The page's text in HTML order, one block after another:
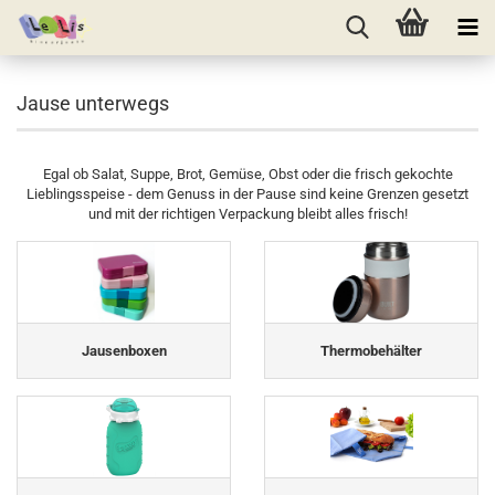
Jause unterwegs
Egal ob Salat, Suppe, Brot, Gemüse, Obst oder die frisch gekochte
Lieblingsspeise - dem Genuss in der Pause sind keine Grenzen gesetzt
und mit der richtigen Verpackung bleibt alles frisch!
Jausenboxen Thermobehälter